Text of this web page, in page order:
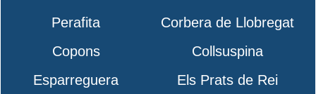
Perafita
Corbera de Llobregat
Copons
Collsuspina
Esparreguera
Els Prats de Rei